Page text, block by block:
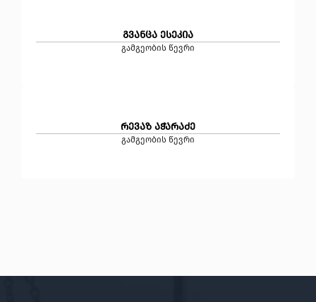
გვანცა ესეკია
გამგეობის წევრი
რევაზ აჭარაძე
გამგეობის წევრი